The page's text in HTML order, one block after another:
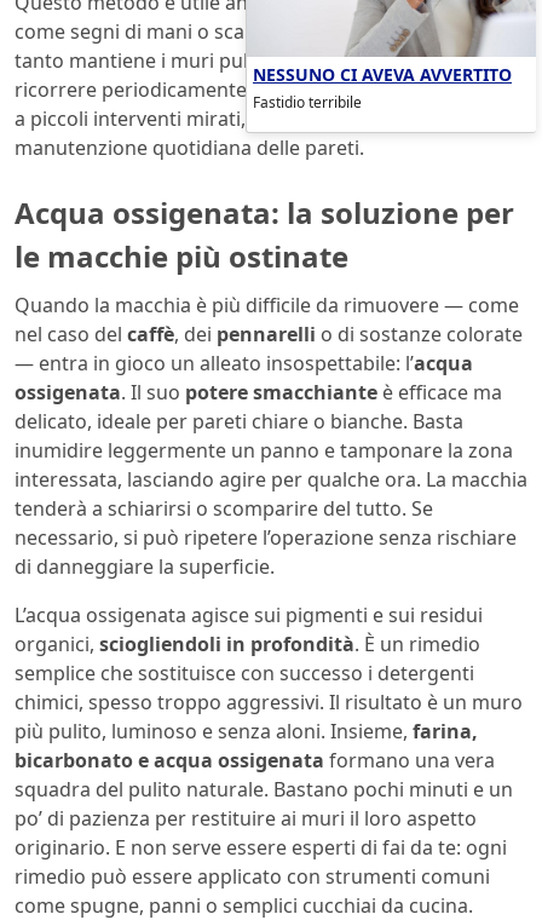
come segni di mani o scarpe. Un passaggio veloce ogni
tanto mantiene i muri puliti più a lungo, evitando di
ricorrere periodicamente alla pittura. La costanza, unita
a piccoli interventi mirati, fa la differenza nella
manutenzione quotidiana delle pareti.
Acqua ossigenata: la soluzione per
le macchie più ostinate
Quando la macchia è più difficile da rimuovere — come
nel caso del caffè, dei pennarelli o di sostanze colorate
— entra in gioco un alleato insospettabile: l’acqua
ossigenata. Il suo potere smacchiante è efficace ma
delicato, ideale per pareti chiare o bianche. Basta
inumidire leggermente un panno e tamponare la zona
interessata, lasciando agire per qualche ora. La macchia
tenderà a schiarirsi o scomparire del tutto. Se
necessario, si può ripetere l’operazione senza rischiare
di danneggiare la superficie.
L’acqua ossigenata agisce sui pigmenti e sui residui
organici, sciogliendoli in profondità. È un rimedio
semplice che sostituisce con successo i detergenti
chimici, spesso troppo aggressivi. Il risultato è un muro
più pulito, luminoso e senza aloni. Insieme, farina,
bicarbonato e acqua ossigenata formano una vera
squadra del pulito naturale. Bastano pochi minuti e un
po’ di pazienza per restituire ai muri il loro aspetto
originario. E non serve essere esperti di fai da te: ogni
rimedio può essere applicato con strumenti comuni
come spugne, panni o semplici cucchiai da cucina.
NESSUNO CI AVEVA AVVERTITO
Fastidio terribile